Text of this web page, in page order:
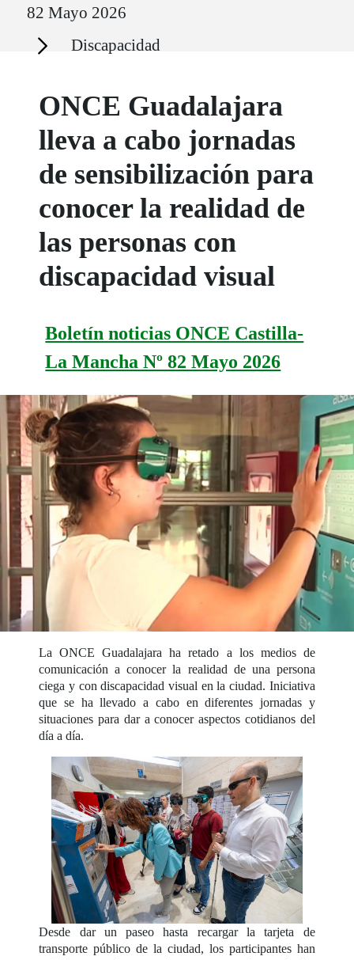
82 Mayo 2026
Secciones Discapacidad
ONCE Guadalajara
lleva a cabo jornadas
de sensibilización para
conocer la realidad de
las personas con
discapacidad visual
Boletín noticias ONCE Castilla-
La Mancha Nº 82 Mayo 2026
La ONCE Guadalajara ha retado a los medios de
comunicación a conocer la realidad de una persona
ciega y con discapacidad visual en la ciudad. Iniciativa
que se ha llevado a cabo en diferentes jornadas y
situaciones para dar a conocer aspectos cotidianos del
día a día.
Desde dar un paseo hasta recargar la tarjeta de
transporte público de la ciudad, los participantes han